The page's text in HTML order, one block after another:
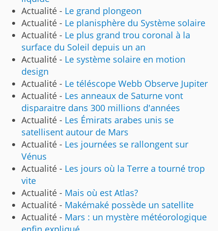
Actualité - Le grand plongeon
Actualité - Le planisphère du Système solaire
Actualité - Le plus grand trou coronal à la
surface du Soleil depuis un an
Actualité - Le système solaire en motion
design
Actualité - Le téléscope Webb Observe Jupiter
Actualité - Les anneaux de Saturne vont
disparaitre dans 300 millions d'années
Actualité - Les Émirats arabes unis se
satellisent autour de Mars
Actualité - Les journées se rallongent sur
Vénus
Actualité - Les jours où la Terre a tourné trop
vite
Actualité - Mais où est Atlas?
Actualité - Makémaké possède un satellite
Actualité - Mars : un mystère météorologique